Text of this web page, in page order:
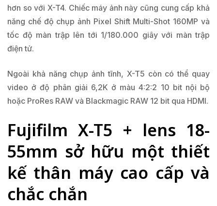
hơn so với X-T4. Chiếc máy ảnh này cũng cung cấp khả
năng chế độ chụp ảnh Pixel Shift Multi-Shot 160MP và
tốc độ màn trập lên tới 1/180.000 giây với màn trập
điện tử.
Ngoài khả năng chụp ảnh tĩnh, X-T5 còn có thể quay
video ở độ phân giải 6,2K ở màu 4:2:2 10 bit nội bộ
hoặc ProRes RAW và Blackmagic RAW 12 bit qua HDMI.
Fujifilm X-T5 + lens 18-
55mm sở hữu một thiết
kế thân máy cao cấp và
chắc chắn